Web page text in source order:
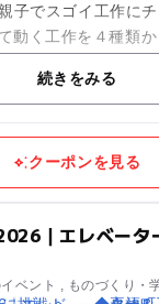
子でスゴイ工作に
す！ 未就学のお子様も親子
続きをみる
クーポンを見る
｜エレベータ
ベント , ものづくり・